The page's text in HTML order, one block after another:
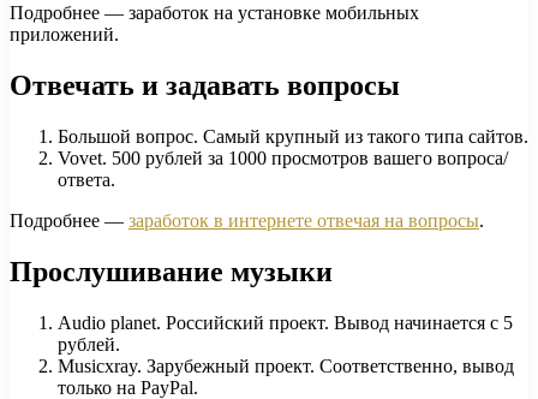
Подробнее — заработок на установке мобильных
приложений.
Отвечать и задавать вопросы
Большой вопрос. Самый крупный из такого типа сайтов.
Vovet. 500 рублей за 1000 просмотров вашего вопроса/
ответа.
Подробнее — заработок в интернете отвечая на вопросы.
Прослушивание музыки
Audio planet. Российский проект. Вывод начинается с 5
рублей.
Musicxray. Зарубежный проект. Соответственно, вывод
только на PayPal.